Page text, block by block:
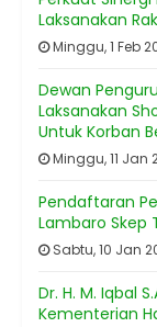
Laksanakan
Minggu, 1 Feb
Dewan
Laksanakan
Untuk Korban
Minggu, 11 Jan
Pendaftaran
Lambaro Skep
Sabtu, 10 Jan
Dr. H. M. Iqbal
Kementerian